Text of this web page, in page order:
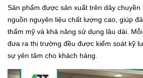
Sản phẩm được sản xuất trên dây chuyền
nguồn nguyên liệu chất lượng cao, giúp
thẩm mỹ và khả năng sử dụng lâu dài.
đưa ra thị trường đều được kiểm soát kỹ
sự yên tâm cho khách hàng.